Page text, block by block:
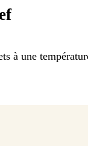
à une